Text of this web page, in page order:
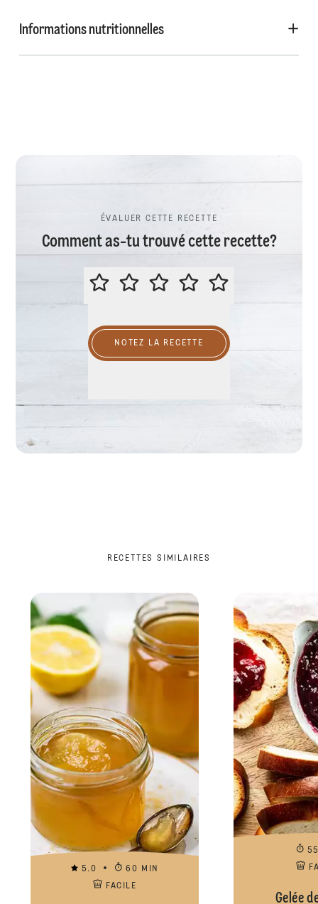
Informations nutritionnelles
ÉVALUER CETTE RECETTE
Comment as-tu trouvé cette recette?
ÉVALUER CETTE RECETTE
NOTEZ LA RECETTE
RECETTES SIMILAIRES
5.0
60 MIN
FACILE
Gelée